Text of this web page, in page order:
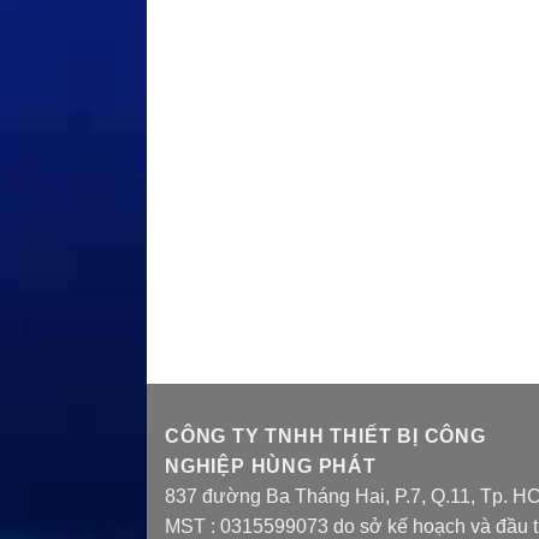
CÔNG TY TNHH THIẾT BỊ CÔNG
NGHIỆP HÙNG PHÁT
837 đường Ba Tháng Hai, P.7, Q.11, Tp.
MST : 0315599073 do sở kế hoạch và đầu